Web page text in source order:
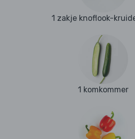
1 zakje knoflook-
1 komkommer